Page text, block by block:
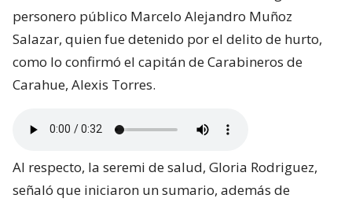
personero público Marcelo Alejandro Muñoz
Salazar, quien fue detenido por el delito de hurto,
como lo confirmó el capitán de Carabineros de
Carahue, Alexis Torres.
Al respecto, la seremi de salud, Gloria Rodriguez,
señaló que iniciaron un sumario, además de